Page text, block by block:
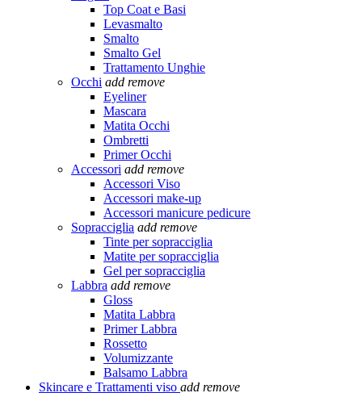
Top Coat e Basi
Levasmalto
Smalto
Smalto Gel
Trattamento Unghie
Occhi add remove
Eyeliner
Mascara
Matita Occhi
Ombretti
Primer Occhi
Accessori add remove
Accessori Viso
Accessori make-up
Accessori manicure pedicure
Sopracciglia add remove
Tinte per sopracciglia
Matite per sopracciglia
Gel per sopracciglia
Labbra add remove
Gloss
Matita Labbra
Primer Labbra
Rossetto
Volumizzante
Balsamo Labbra
Skincare e Trattamenti viso add remove